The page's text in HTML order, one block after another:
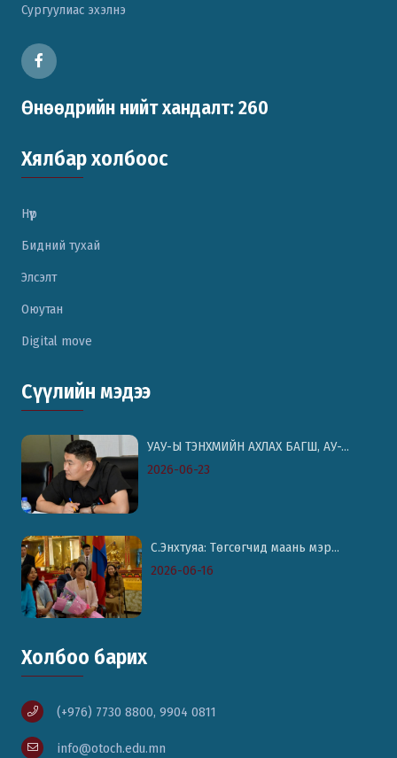
Сургуулиас эхэлнэ
Өнөөдрийн нийт хандалт: 260
Хялбар холбоос
Нүүр
Бидний тухай
Элсэлт
Оюутан
Digital move
Сүүлийн мэдээ
УАУ-Ы ТЭНХМИЙН АХЛАХ БАГШ, АУ-...
2026-06-23
С.Энхтуяа: Төгсөгчид маань мэр...
2026-06-16
Холбоо барих
(+976) 7730 8800, 9904 0811
info@otoch.edu.mn